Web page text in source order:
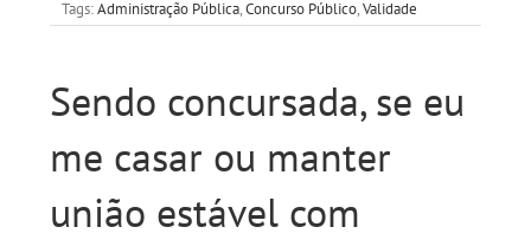
Tags:Administração Pública,Concurso Público,Validade
Sendo concursada, se eu
me casar ou manter
união estável com